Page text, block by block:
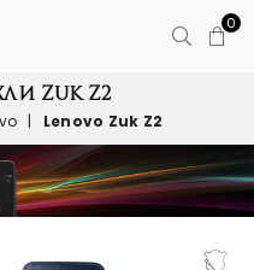
0
ZUK Z2
| Lenovo Zuk Z2